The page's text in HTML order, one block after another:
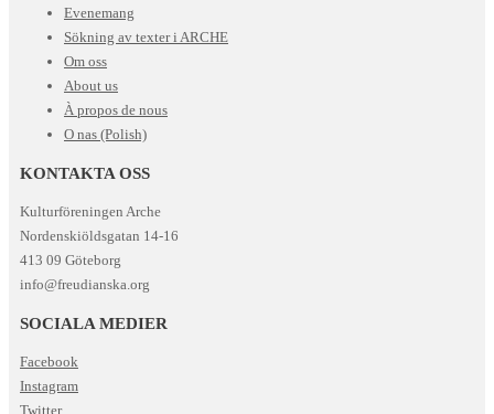
Evenemang
Sökning av texter i ARCHE
Om oss
About us
À propos de nous
O nas (Polish)
KONTAKTA OSS
Kulturföreningen Arche
Nordenskiöldsgatan 14-16
413 09 Göteborg
info@freudianska.org
SOCIALA MEDIER
Facebook
Instagram
Twitter